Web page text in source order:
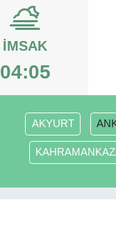
İMSAK
04:05
AKYURT